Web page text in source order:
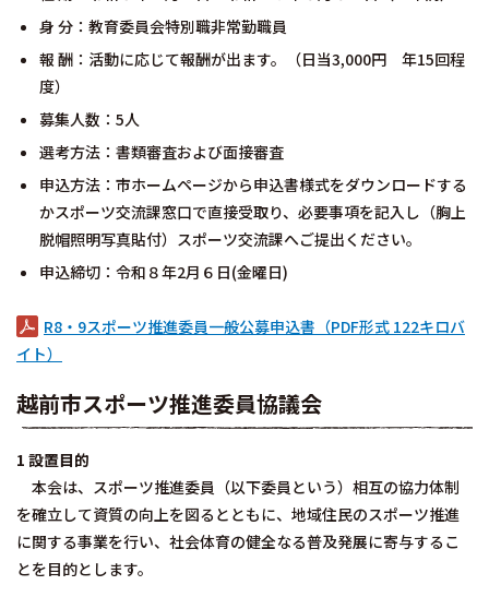
身 分：教育委員会特別職非常勤職員
報 酬：活動に応じて報酬が出ます。（日当3,000円 年15回程
度）
募集人数：5人
選考方法：書類審査および面接審査
申込方法：市ホームページから申込書様式をダウンロードする
かスポーツ交流課窓口で直接受取り、必要事項を記入し（胸上
脱帽照明写真貼付）スポーツ交流課へご提出ください。
申込締切：令和８年2月６日(金曜日)
R8・9スポーツ推進委員一般公募申込書（PDF形式 122キロバ
イト）
越前市スポーツ推進委員協議会
1 設置目的
本会は、スポーツ推進委員（以下委員という）相互の協力体制
を確立して資質の向上を図るとともに、地域住民のスポーツ推進
に関する事業を行い、社会体育の健全なる普及発展に寄与するこ
とを目的とします。